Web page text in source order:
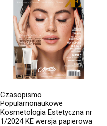
Czasopismo
Popularnonaukowe
Kosmetologia Estetyczna nr
1/2024 KE wersja papierowa